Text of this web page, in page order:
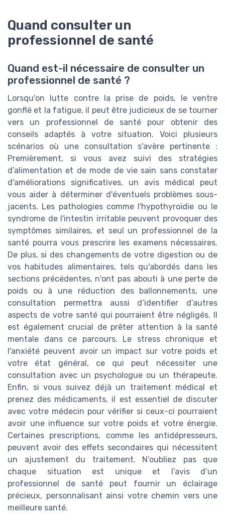
Quand consulter un
professionnel de santé
Quand est-il nécessaire de consulter un
professionnel de santé ?
Lorsqu'on lutte contre la prise de poids, le ventre
gonflé et la fatigue, il peut être judicieux de se tourner
vers un professionnel de santé pour obtenir des
conseils adaptés à votre situation. Voici plusieurs
scénarios où une consultation s'avère pertinente :
Premièrement, si vous avez suivi des stratégies
d’alimentation et de mode de vie sain sans constater
d'améliorations significatives, un avis médical peut
vous aider à déterminer d'éventuels problèmes sous-
jacents. Les pathologies comme l'hypothyroïdie ou le
syndrome de l'intestin irritable peuvent provoquer des
symptômes similaires, et seul un professionnel de la
santé pourra vous prescrire les examens nécessaires.
De plus, si des changements de votre digestion ou de
vos habitudes alimentaires, tels qu'abordés dans les
sections précédentes, n'ont pas abouti à une perte de
poids ou à une réduction des ballonnements, une
consultation permettra aussi d’identifier d’autres
aspects de votre santé qui pourraient être négligés. Il
est également crucial de prêter attention à la santé
mentale dans ce parcours. Le stress chronique et
l'anxiété peuvent avoir un impact sur votre poids et
votre état général, ce qui peut nécessiter une
consultation avec un psychologue ou un thérapeute.
Enfin, si vous suivez déjà un traitement médical et
prenez des médicaments, il est essentiel de discuter
avec votre médecin pour vérifier si ceux-ci pourraient
avoir une influence sur votre poids et votre énergie.
Certaines prescriptions, comme les antidépresseurs,
peuvent avoir des effets secondaires qui nécessitent
un ajustement du traitement. N’oubliez pas que
chaque situation est unique et l’avis d’un
professionnel de santé peut fournir un éclairage
précieux, personnalisant ainsi votre chemin vers une
meilleure santé.